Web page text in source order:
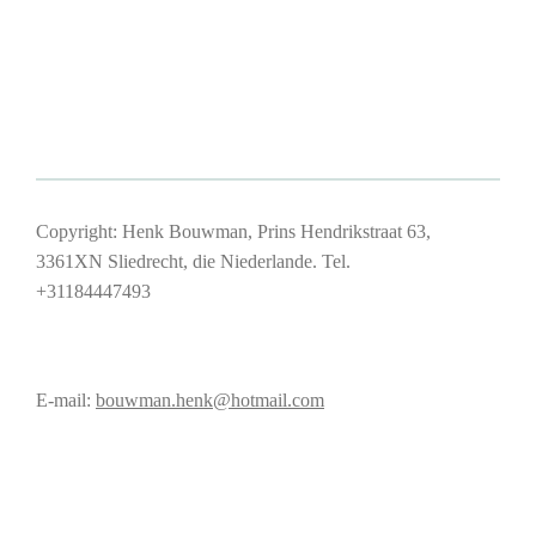
Copyright: Henk Bouwman, Prins Hendrikstraat 63,
3361XN Sliedrecht, die Niederlande. Tel.
+31184447493
E-mail: bouwman.henk@hotmail.com